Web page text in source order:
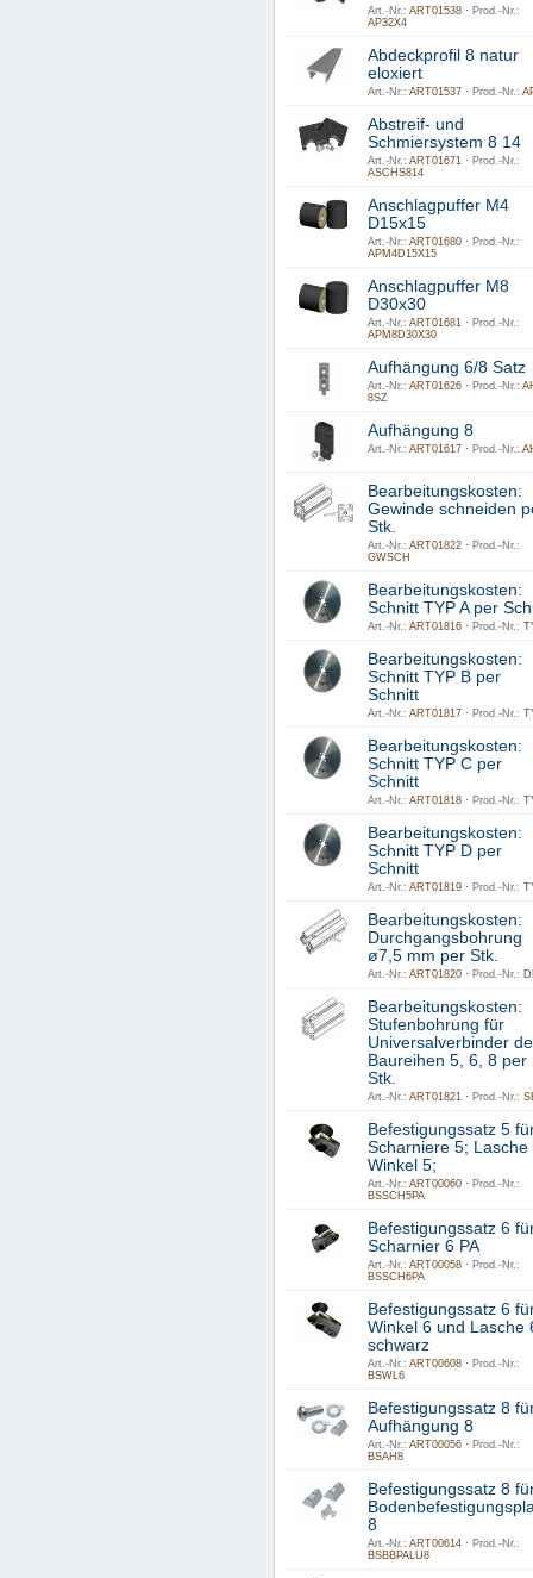
Art.-Nr.: ART01538 · Prod.-Nr.:
AP32X4
Abdeckprofil 8 natur
eloxiert
Art.-Nr.: ART01537 · Prod.-Nr.:
Abstreif- und
Schmiersystem 8 14
Art.-Nr.: ART01671 · Prod.-Nr.:
ASCHS814
Anschlagpuffer M4
D15x15
Art.-Nr.: ART01680 · Prod.-Nr.:
APM4D15X15
Anschlagpuffer M8
D30x30
Art.-Nr.: ART01681 · Prod.-Nr.:
APM8D30X30
Aufhängung 6/8 Satz
Art.-Nr.: ART01626 · Prod.-Nr.:
8SZ
Aufhängung 8
Art.-Nr.: ART01617 · Prod.-Nr.:
Bearbeitungskosten:
Gewinde schneiden
Stk.
Art.-Nr.: ART01822 · Prod.-Nr.:
GWSCH
Bearbeitungskosten:
Schnitt TYP A per
Art.-Nr.: ART01816 · Prod.-Nr.:
Bearbeitungskosten:
Schnitt TYP B per
Schnitt
Art.-Nr.: ART01817 · Prod.-Nr.:
Bearbeitungskosten:
Schnitt TYP C per
Schnitt
Art.-Nr.: ART01818 · Prod.-Nr.:
Bearbeitungskosten:
Schnitt TYP D per
Schnitt
Art.-Nr.: ART01819 · Prod.-Nr.:
Bearbeitungskosten:
Durchgangsbohrung
ø7,5 mm per Stk.
Art.-Nr.: ART01820 · Prod.-Nr.:
Bearbeitungskosten:
Stufenbohrung für
Universalverbinder
Baureihen 5, 6, 8 per
Stk.
Art.-Nr.: ART01821 · Prod.-Nr.:
Befestigungssatz 5
Scharniere 5; Lasche
Winkel 5;
Art.-Nr.: ART00060 · Prod.-Nr.:
BSSCH5PA
Befestigungssatz 6
Scharnier 6 PA
Art.-Nr.: ART00058 · Prod.-Nr.:
BSSCH6PA
Befestigungssatz 6
Winkel 6 und Lasche
schwarz
Art.-Nr.: ART00608 · Prod.-Nr.:
BSWL6
Befestigungssatz 8
Aufhängung 8
Art.-Nr.: ART00056 · Prod.-Nr.:
BSAH8
Befestigungssatz 8
8
Art.-Nr.: ART00614 · Prod.-Nr.:
BSBBPALU8